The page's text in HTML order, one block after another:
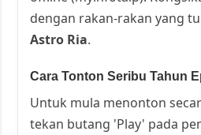
dengan rakan-rakan yang
Astro Ria.
Cara Tonton Seribu Tahun
Untuk mula menonton
tekan butang 'Play' pada